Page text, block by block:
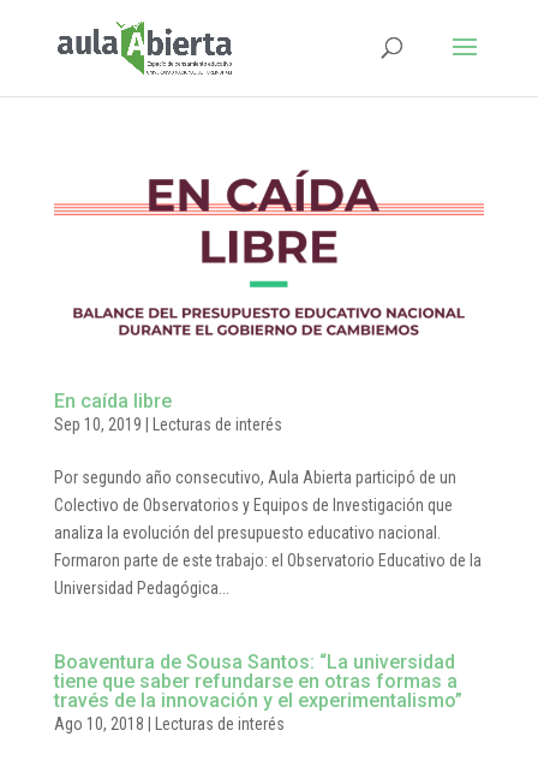
En caída libre
Sep 10, 2019 Lecturas de interés
Por segundo año consecutivo, Aula Abierta participó de un
Colectivo de Observatorios y Equipos de Investigación que
analiza la evolución del presupuesto educativo nacional.
Formaron parte de este trabajo: el Observatorio Educativo de la
Universidad Pedagógica...
Boaventura de Sousa Santos: “La universidad
tiene que saber refundarse en otras formas a
través de la innovación y el experimentalismo”
Ago 10, 2018 Lecturas de interés